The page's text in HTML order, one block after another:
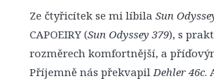
Ze čtyřicítek se mi líbila Sun
CAPOEIRY (Sun Odyssey 379), s
rozměrech komfortnější, a
Příjemně nás překvapilDehler 46c.